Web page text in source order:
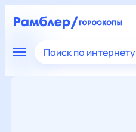
Поиск по интернету